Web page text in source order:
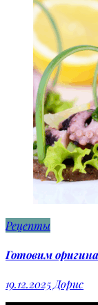
Рецепты
Готовим
19.12.2025 Дорис